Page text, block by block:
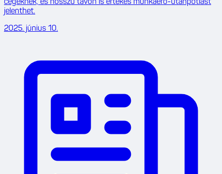
cégeknek, és hosszú távon is értékes munkaerő-utánpótlást
jelenthet.
2025. június 10.